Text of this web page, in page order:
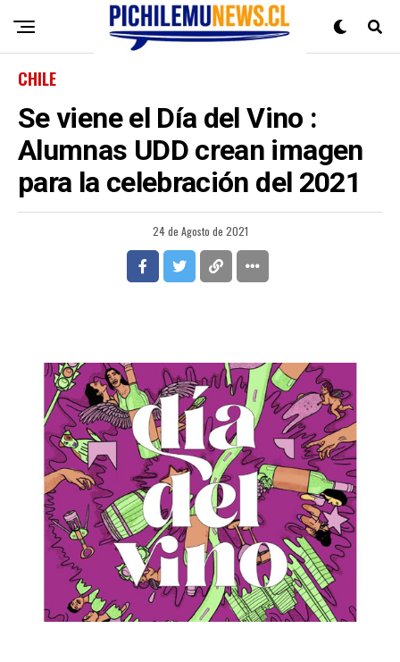
CHILE
Se viene el Día del Vino :
Alumnas UDD crean imagen
para la celebración del 2021
24 de Agosto de 2021